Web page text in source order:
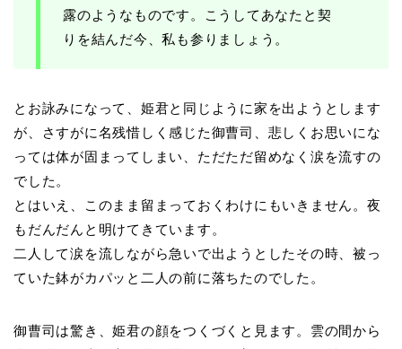
露のようなものです。こうしてあなたと契
りを結んだ今、私も参りましょう。
とお詠みになって、姫君と同じように家を出ようとします
が、さすがに名残惜しく感じた御曹司、悲しくお思いにな
っては体が固まってしまい、ただただ留めなく涙を流すの
でした。
とはいえ、このまま留まっておくわけにもいきません。夜
もだんだんと明けてきています。
二人して涙を流しながら急いで出ようとしたその時、被っ
ていた鉢がカパッと二人の前に落ちたのでした。
御曹司は驚き、姫君の顔をつくづくと見ます。雲の間から